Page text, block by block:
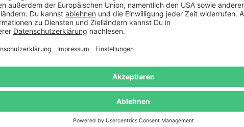
Nix Geschenk -
Geschenkverpackung für Geld &
Gutscheine in Gold
11,95 €
Wein Geschenkset -
24,95 €